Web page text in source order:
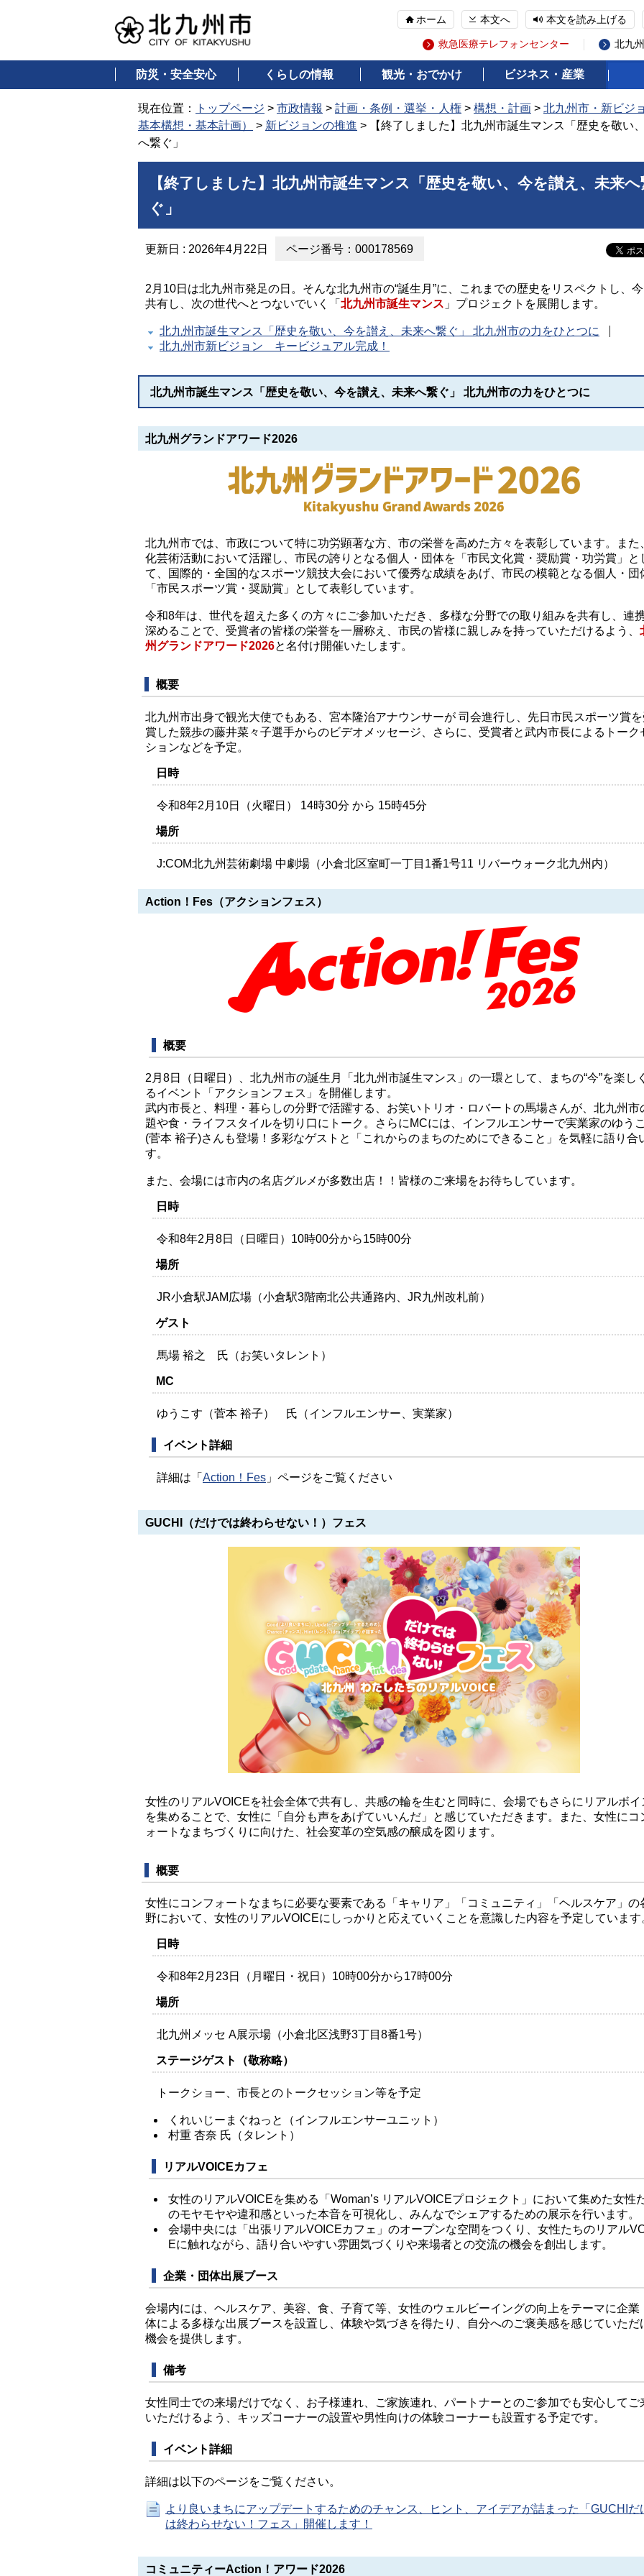
ホーム 本文へ 本文を読み上げる
救急医療テレフォンセンター 北九
防災・安全安心 くらしの情報 観光・おでかけ ビジネス・産業
現在位置： トップページ > 市政情報 > 計画・条例・選挙・人権 > 構想・計画 > 北九州市・新ビジ
基本構想・基本計画）
> 新ビジョンの推進 > 【終了しました】北九州市誕生マンス「歴史を敬い
へ繋ぐ」
【終了しました】北九州市誕生マンス「歴史を敬い、今を讃え、未来へ
ぐ」
更新日 : 2026年4月22日 ページ番号：000178569
2月10日は北九州市発足の日。そんな北九州市の“誕生月”に、これまでの歴史をリスペクトし、
共有し、次の世代へとつないでいく「 北九州市誕生マンス 」プロジェクトを展開します。
北九州市誕生マンス「歴史を敬い、今を讃え、未来へ繋ぐ」 北九州市の力をひとつに
北九州市新ビジョン キービジュアル完成！
北九州市誕生マンス「歴史を敬い、今を讃え、未来へ繋ぐ」 北九州市の力をひとつに
北九州グランドアワード2026
北九州市では、市政について特に功労顕著な方、市の栄誉を高めた方々を表彰しています。また
化芸術活動において活躍し、市民の誇りとなる個人・団体を「市民文化賞・奨励賞・功労賞」と
て、国際的・全国的なスポーツ競技大会において優秀な成績をあげ、市民の模範となる個人・団
「市民スポーツ賞・奨励賞」として表彰しています。
令和8年は、世代を超えた多くの方々にご参加いただき、多様な分野での取り組みを共有し、連
深めることで、受賞者の皆様の栄誉を一層称え、市民の皆様に親しみを持っていただけるよう、
州グランドアワード2026と名付け開催いたします。
概要
北九州市出身で観光大使でもある、宮本隆治アナウンサーが 司会進行し、先日市民スポーツ賞
賞した競歩の藤井菜々子選手からのビデオメッセージ、さらに、受賞者と武内市長によるトーク
ションなどを予定。
日時
令和8年2月10日（火曜日） 14時30分 から 15時45分
場所
J:COM北九州芸術劇場 中劇場（小倉北区室町一丁目1番1号11 リバーウォーク北九州内）
Action！Fes（アクションフェス）
概要
2月8日（日曜日）、北九州市の誕生月「北九州市誕生マンス」の一環として、まちの“今”を楽し
るイベント「アクションフェス」を開催します。
武内市長と、料理・暮らしの分野で活躍する、お笑いトリオ・ロバートの馬場さんが、北九州市
題や食・ライフスタイルを切り口にトーク。さらにMCには、インフルエンサーで実業家のゆう
(菅本 裕子)さんも登場！多彩なゲストと「これからのまちのためにできること」を気軽に語り合
す。
また、会場には市内の名店グルメが多数出店！！皆様のご来場をお待ちしています。
日時
令和8年2月8日（日曜日）10時00分から15時00分
場所
JR小倉駅JAM広場（小倉駅3階南北公共通路内、JR九州改札前）
ゲスト
馬場 裕之 氏（お笑いタレント）
MC
ゆうこす（菅本 裕子） 氏（インフルエンサー、実業家）
イベント詳細
詳細は「 Action！Fes 」ページをご覧ください
GUCHI（だけでは終わらせない！）フェス
女性のリアルVOICEを社会全体で共有し、共感の輪を生むと同時に、会場でもさらにリアルボイ
を集めることで、女性に「自分も声をあげていいんだ」と感じていただきます。また、女性にコ
ォートなまちづくりに向けた、社会変革の空気感の醸成を図ります。
概要
女性にコンフォートなまちに必要な要素である「キャリア」「コミュニティ」「ヘルスケア」の
野において、女性のリアルVOICEにしっかりと応えていくことを意識した内容を予定しています
日時
令和8年2月23日（月曜日・祝日）10時00分から17時00分
場所
北九州メッセ A展示場（小倉北区浅野3丁目8番1号）
ステージゲスト（敬称略）
トークショー、市長とのトークセッション等を予定
くれいじーまぐねっと（インフルエンサーユニット）
村重 杏奈 氏（タレント）
リアルVOICEカフェ
女性のリアルVOICEを集める「Woman’s リアルVOICEプロジェクト」において集めた女性
のモヤモヤや違和感といった本音を可視化し、みんなでシェアするための展示を行います。
会場中央には「出張リアルVOICEカフェ」のオープンな空間をつくり、女性たちのリアル
Eに触れながら、語り合いやすい雰囲気づくりや来場者との交流の機会を創出します。
企業・団体出展ブース
会場内には、ヘルスケア、美容、食、子育て等、女性のウェルビーイングの向上をテーマに企業
体による多様な出展ブースを設置し、体験や気づきを得たり、自分へのご褒美感を感じていただ
機会を提供します。
備考
女性同士での来場だけでなく、お子様連れ、ご家族連れ、パートナーとのご参加でも安心してご
いただけるよう、キッズコーナーの設置や男性向けの体験コーナーも設置する予定です。
イベント詳細
詳細は以下のページをご覧ください。
より良いまちにアップデートするためのチャンス、ヒント、アイデアが詰まった「GUCHIだ
は終わらせない！フェス」開催します！
コミュニティーAction！アワード2026